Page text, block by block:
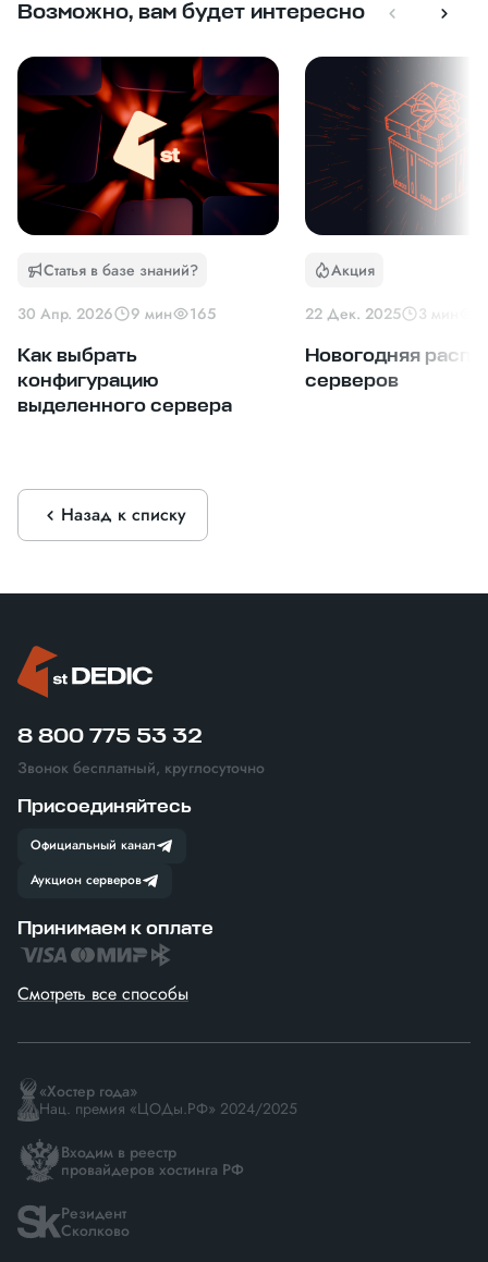
Возможно, вам будет интересно
Статья в базе знаний?
30 Апр. 2026
9 мин 165
Как выбрать
конфигурацию
выделенного сервера
Акция
22 Дек. 2025
3 мин
Новогодняя
серверов
Назад к списку
8 800 775 53 32
Звонок бесплатный, круглосуточно
Присоединяйтесь
Официальный канал
Аукцион серверов
Принимаем к оплате
Смотреть все способы
«Хостер года»
Нац. премия «ЦОДы.РФ» 2024/2025
Входим в реестр
провайдеров хостинга РФ
Резидент
Сколково